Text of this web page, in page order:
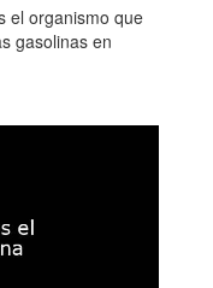
el organismo que
gasolinas en